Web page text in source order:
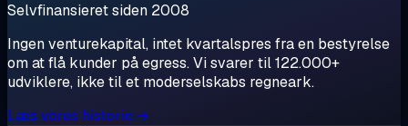
Selvfinansieret siden 2008
Ingen venturekapital, intet kvartalspres fra en bestyrelse
om at flå kunder på egress. Vi svarer til 122.000+
udviklere, ikke til et moderselskabs regneark.
Læs vores historie →